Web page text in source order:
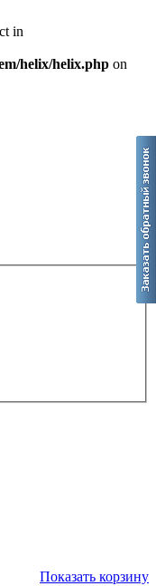
in
helix/helix.php on
Показать корзину